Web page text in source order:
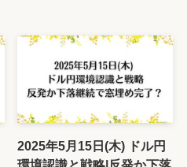
2025年5月15日(木) ドル円